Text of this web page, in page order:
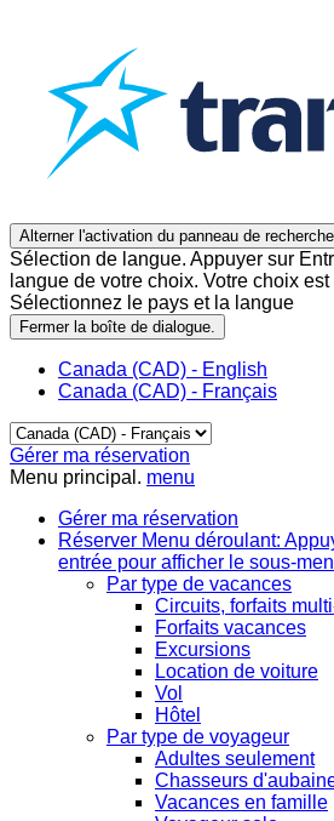
Alterner l'activation du panneau de
Sélection de langue. Appuyer sur
langue de votre choix. Votre choix est
Sélectionnez le pays et la langue
Fermer la boîte de dialogue.
Canada (CAD) - English
Canada (CAD) - Français
Gérer ma réservation
Menu principal. menu
Gérer ma réservation
Réserver Menu déroulant:
entrée pour afficher le sous-
Par type de vacances
Circuits, forfaits
Forfaits vacances
Excursions
Location de voiture
Vol
Hôtel
Par type de voyageur
Adultes seulement
Chasseurs
Vacances en famille